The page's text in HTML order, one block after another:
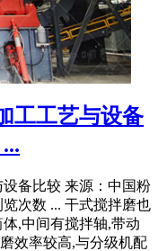
工工艺与设备
备比较 来源：中国粉
次数 ... 干式搅拌磨也
,中间有搅拌轴,带动
效率较高,与分级机配